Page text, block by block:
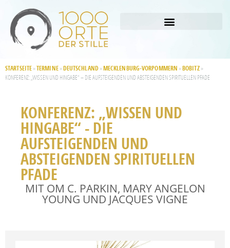
STARTSEITE » TERMINE» DEUTSCHLAND» MECKLENBURG-VORPOMMERN »BOBITZ»
KONFERENZ: „WISSEN UND HINGABE“ – DIE AUFSTEIGENDEN UND ABSTEIGENDEN SPIRITUELLEN PFADE
KONFERENZ: „WISSEN UND
HINGABE“ - DIE
AUFSTEIGENDEN UND
ABSTEIGENDEN SPIRITUELLEN
PFADE
MIT OM C. PARKIN, MARY ANGELON
YOUNG UND JACQUES VIGNE